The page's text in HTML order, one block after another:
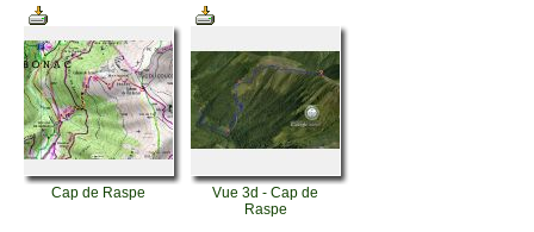
Cap de Raspe
Vue 3d - Cap de
Raspe